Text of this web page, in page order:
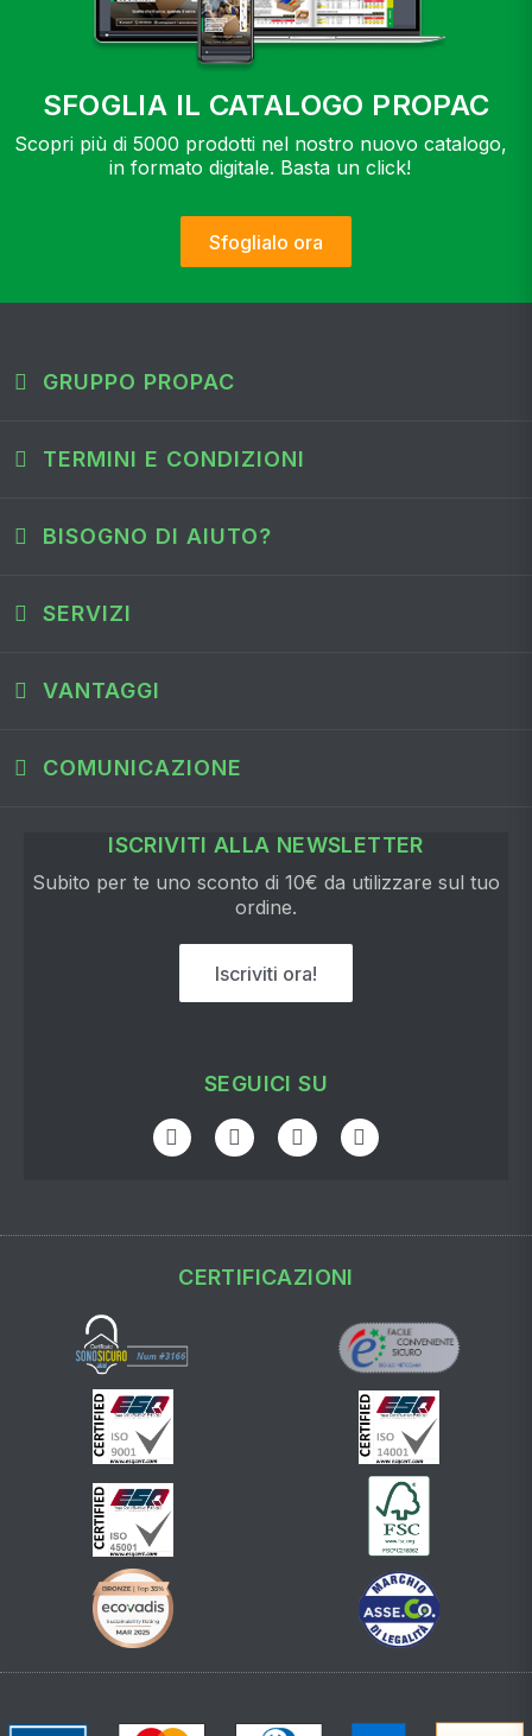
SFOGLIA IL CATALOGO PROPAC
Scopri più di 5000 prodotti nel nostro nuovo catalogo,
in formato digitale. Basta un click!
Sfoglialo ora
GRUPPO PROPAC
TERMINI E CONDIZIONI
BISOGNO DI AIUTO?
SERVIZI
VANTAGGI
COMUNICAZIONE
ISCRIVITI ALLA NEWSLETTER
Subito per te uno sconto di 10€ da utilizzare sul tuo
ordine.
Iscriviti ora!
SEGUICI SU
CERTIFICAZIONI